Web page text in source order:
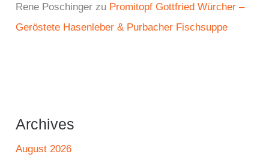
Rene Poschinger zu Promitopf Gottfried Würcher –
Geröstete Hasenleber & Purbacher Fischsuppe
Archives
August 2026